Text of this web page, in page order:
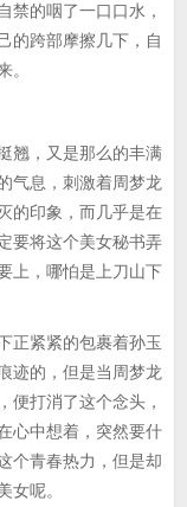
禁的咽了一口口水，
的跨部摩擦几下，自
。
，又是那么的丰满
气息，刺激着周梦龙
的印象，而几乎是在
要将这个美女秘书弄
上，哪怕是上刀山下
紧紧的包裹着孙玉
迹的，但是当周梦龙
便打消了这个念头，
心中想着，突然要什
个青春热力，但是却
女呢。